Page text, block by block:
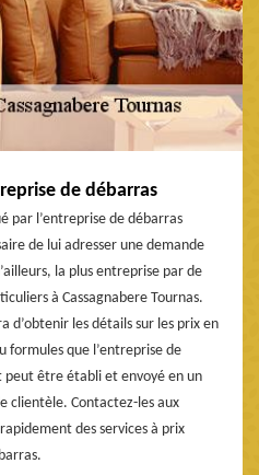
de débarras
par l’entreprise de débarras
de lui adresser une demande
la plus entreprise par de
à Cassagnabere Tournas.
d’obtenir les détails sur les prix en
formules que l’entreprise de
peut être établi et envoyé en un
clientèle. Contactez-les aux
des services à prix